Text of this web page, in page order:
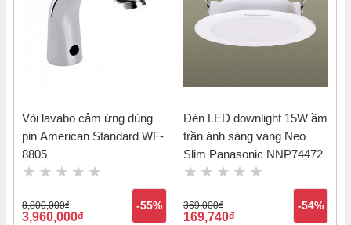
Vòi lavabo cảm ứng dùng
pin American Standard WF-
8805
8,800,000đ
3,960,000đ
-55%
Đèn LED downlight 15W ầm
trần ánh sáng vàng Neo
Slim Panasonic NNP74472
369,000đ
169,740đ
-54%